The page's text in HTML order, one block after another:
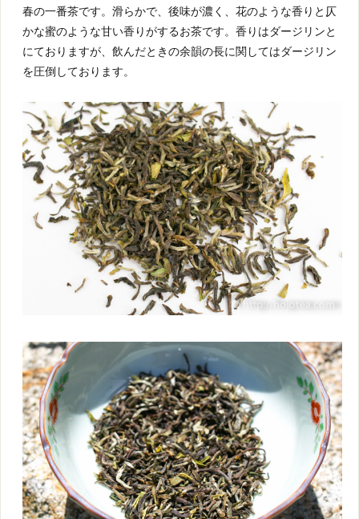
春の一番茶です。滑らかで、後味が濃く、花のような香りと仄
かな蜜のような甘い香りがするお茶です。香りはダージリンと
にておりますが、飲んだときの余韻の長に関してはダージリン
を圧倒しております。